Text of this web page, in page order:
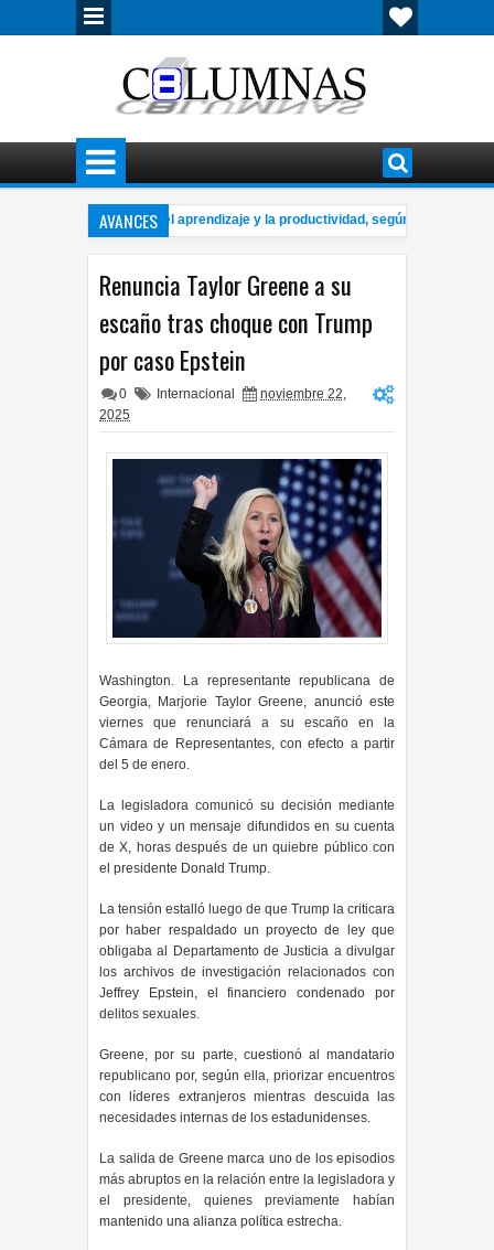
AVANCES
música puede mejorar el aprendizaje y la productividad, según especialistas
Renuncia Taylor Greene a su
escaño tras choque con Trump
por caso Epstein
0 Internacional
noviembre 22,
2025
Washington. La representante republicana de
Georgia, Marjorie Taylor Greene, anunció este
viernes que renunciará a su escaño en la
Cámara de Representantes, con efecto a partir
del 5 de enero.
La legisladora comunicó su decisión mediante
un video y un mensaje difundidos en su cuenta
de X, horas después de un quiebre público con
el presidente Donald Trump.
La tensión estalló luego de que Trump la criticara
por haber respaldado un proyecto de ley que
obligaba al Departamento de Justicia a divulgar
los archivos de investigación relacionados con
Jeffrey Epstein, el financiero condenado por
delitos sexuales.
Greene, por su parte, cuestionó al mandatario
republicano por, según ella, priorizar encuentros
con líderes extranjeros mientras descuida las
necesidades internas de los estadunidenses.
La salida de Greene marca uno de los episodios
más abruptos en la relación entre la legisladora y
el presidente, quienes previamente habían
mantenido una alianza política estrecha.